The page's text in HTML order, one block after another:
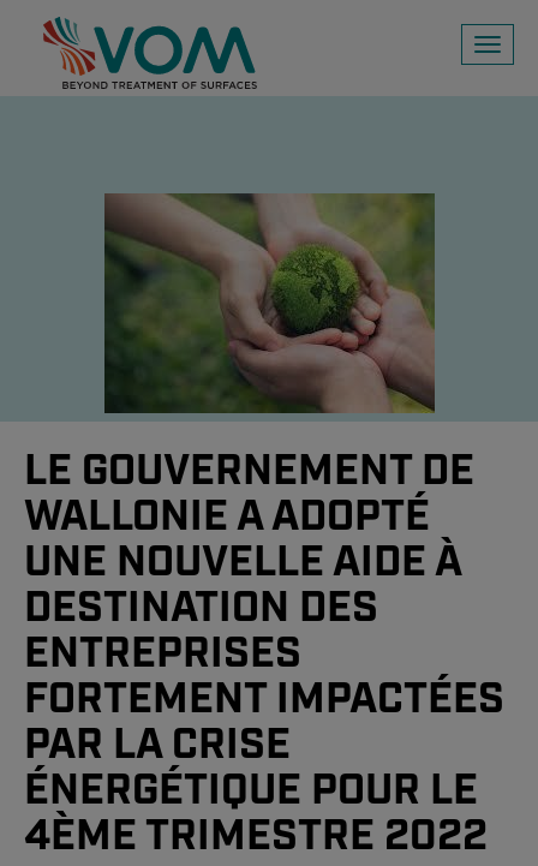
Toggle
LE GOUVERNEMENT DE
WALLONIE A ADOPTÉ
UNE NOUVELLE AIDE À
DESTINATION DES
ENTREPRISES
FORTEMENT IMPACTÉES
PAR LA CRISE
ÉNERGÉTIQUE POUR LE
4ÈME TRIMESTRE 2022